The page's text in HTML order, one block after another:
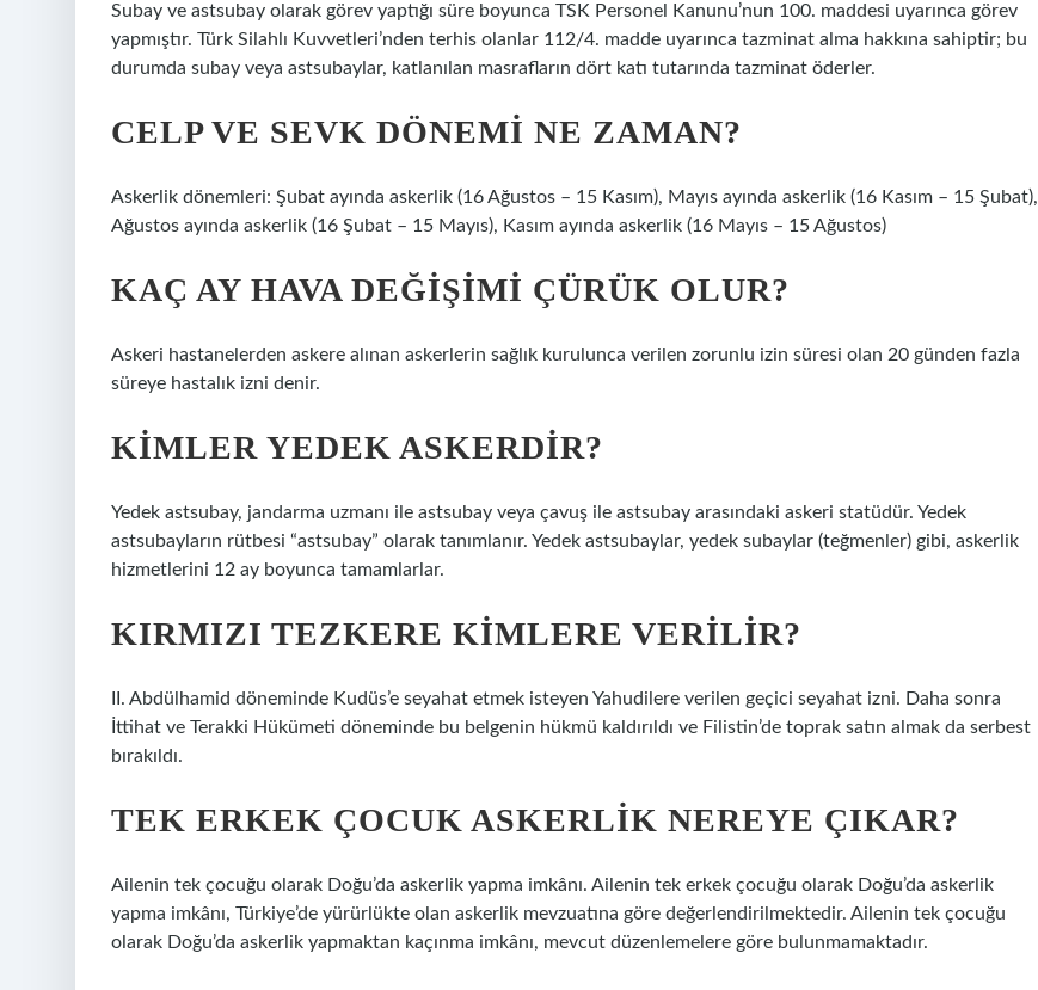
Subay ve astsubay olarak görev yaptığı süre boyunca TSK Personel Kanunu’nun 100. maddesi uyarınca görev
yapmıştır. Türk Silahlı Kuvvetleri’nden terhis olanlar 112/4. madde uyarınca tazminat alma hakkına sahiptir; bu
durumda subay veya astsubaylar, katlanılan masrafların dört katı tutarında tazminat öderler.
CELP VE SEVK DÖNEMI NE ZAMAN?
Askerlik dönemleri: Şubat ayında askerlik (16 Ağustos – 15 Kasım), Mayıs ayında askerlik (16 Kasım – 15 Şubat),
Ağustos ayında askerlik (16 Şubat – 15 Mayıs), Kasım ayında askerlik (16 Mayıs – 15 Ağustos)
KAÇ AY HAVA DEĞIŞIMI ÇÜRÜK OLUR?
Askeri hastanelerden askere alınan askerlerin sağlık kurulunca verilen zorunlu izin süresi olan 20 günden fazla
süreye hastalık izni denir.
KIMLER YEDEK ASKERDIR?
Yedek astsubay, jandarma uzmanı ile astsubay veya çavuş ile astsubay arasındaki askeri statüdür. Yedek
astsubayların rütbesi “astsubay” olarak tanımlanır. Yedek astsubaylar, yedek subaylar (teğmenler) gibi, askerlik
hizmetlerini 12 ay boyunca tamamlarlar.
KIRMIZI TEZKERE KIMLERE VERILIR?
II. Abdülhamid döneminde Kudüs’e seyahat etmek isteyen Yahudilere verilen geçici seyahat izni. Daha sonra
İttihat ve Terakki Hükümeti döneminde bu belgenin hükmü kaldırıldı ve Filistin’de toprak satın almak da serbest
bırakıldı.
TEK ERKEK ÇOCUK ASKERLIK NEREYE ÇIKAR?
Ailenin tek çocuğu olarak Doğu’da askerlik yapma imkânı. Ailenin tek erkek çocuğu olarak Doğu’da askerlik
yapma imkânı, Türkiye’de yürürlükte olan askerlik mevzuatına göre değerlendirilmektedir. Ailenin tek çocuğu
olarak Doğu’da askerlik yapmaktan kaçınma imkânı, mevcut düzenlemelere göre bulunmamaktadır.